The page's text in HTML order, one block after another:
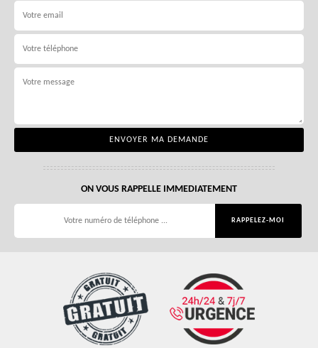
ON VOUS RAPPELLE IMMEDIATEMENT